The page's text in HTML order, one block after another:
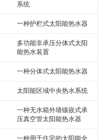
系统
一种护栏式太阳能热水器
多功能非承压分体式太阳
能热水装置
一种分体式太阳能热水器
太阳能区域中央热水系统
一种无水箱外墙镶嵌式承
压真空管太阳能热水器
一种用于住宅的太阳能全